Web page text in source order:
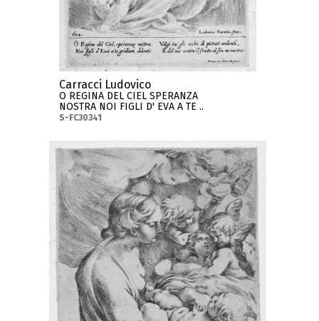
Carracci Ludovico
O REGINA DEL CIEL SPERANZA
NOSTRA NOI FIGLI D' EVA A TE ..
S-FC30341